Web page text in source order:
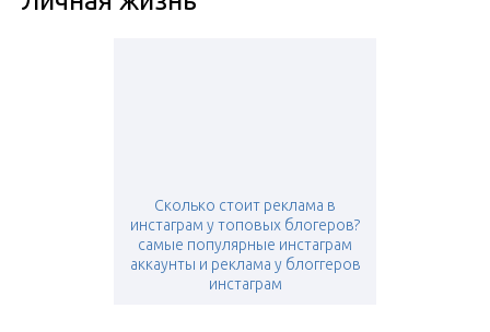
Сколько стоит реклама в
инстаграм у топовых блогеров?
самые популярные инстаграм
аккаунты и реклама у блоггеров
инстаграм